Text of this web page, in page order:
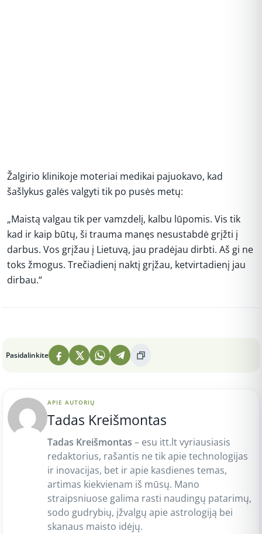
Žalgirio klinikoje moteriai medikai pajuokavo, kad
šašlykus galės valgyti tik po pusės metų:
„Maistą valgau tik per vamzdelį, kalbu lūpomis. Vis tik
kad ir kaip būtų, ši trauma manęs nesustabdė grįžti į
darbus. Vos grįžau į Lietuvą, jau pradėjau dirbti. Aš gi ne
toks žmogus. Trečiadienį naktį grįžau, ketvirtadienį jau
dirbau.“
Pasidalinkite
APIE AUTORIŲ
Tadas Kreišmontas
Tadas Kreišmontas – esu itt.lt vyriausiasis
redaktorius, rašantis ne tik apie technologijas
ir inovacijas, bet ir apie kasdienes temas,
artimas kiekvienam iš mūsų. Mano
straipsniuose galima rasti naudingų patarimų,
sodo gudrybių, įžvalgų apie astrologiją bei
skanaus maisto idėjų.